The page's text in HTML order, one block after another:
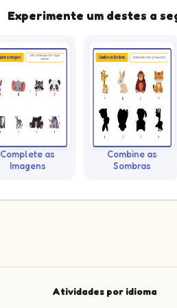
Experimente um destes a
Complete as
Imagens
Combine as
Sombras
Atividades por idioma